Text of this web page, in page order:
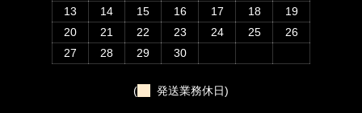
13
14 15 16 17 18
19
20
21 22 23 24 25
26
27
28 29 30
( 発送業務休日)